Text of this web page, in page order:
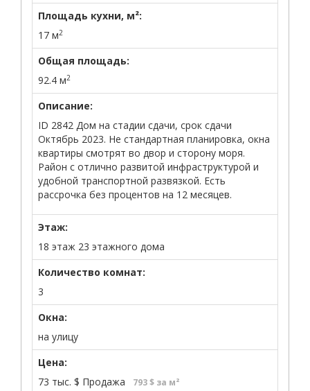
Площадь кухни, м²:
17 м2
Общая площадь:
92.4 м2
Описание:
ID 2842 Дом на стадии сдачи, срок сдачи
Октябрь 2023. Не стандартная планировка, окна
квартиры смотрят во двор и сторону моря.
Район с отлично развитой инфраструктурой и
удобной транспортной развязкой. Есть
рассрочка без процентов на 12 месяцев.
Этаж:
18 этаж 23 этажного дома
Количество комнат:
3
Окна:
на улицу
Цена:
73 тыс. $ Продажа 793 $ за м²